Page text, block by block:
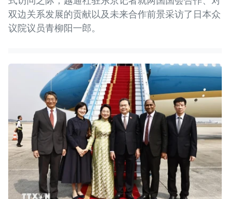
双边关系发展的贡献以及未来合作前景采访了日本众
议院议员青柳阳一郎。